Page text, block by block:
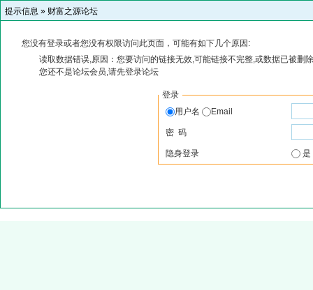
提示信息 » 财富之源论坛
您没有登录或者您没有权限访问此页面，可能有如下几个原因:
读取数据错误,原因：您要访问的链接无效,可能链接不完整,或数据已被删
您还不是论坛会员,请先登录论坛
登录
用户名
Email
密 码
隐身登录